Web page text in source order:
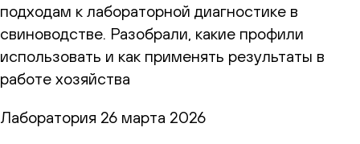
подходам к лабораторной диагностике в
свиноводстве. Разобрали, какие профили
использовать и как применять результаты в
работе хозяйства
Лаборатория 26 марта 2026